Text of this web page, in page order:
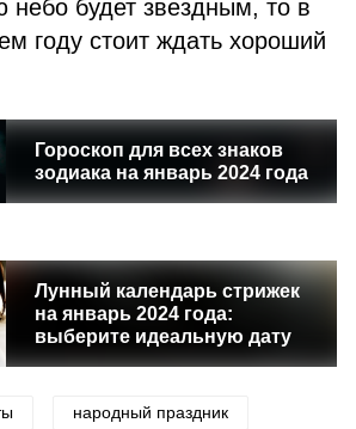
небо будет звездным, то в
году стоит ждать хороший
Гороскоп для всех знаков
зодиака на январь 2024 года
Лунный календарь стрижек
на январь 2024 года:
выберите идеальную дату
народный праздник